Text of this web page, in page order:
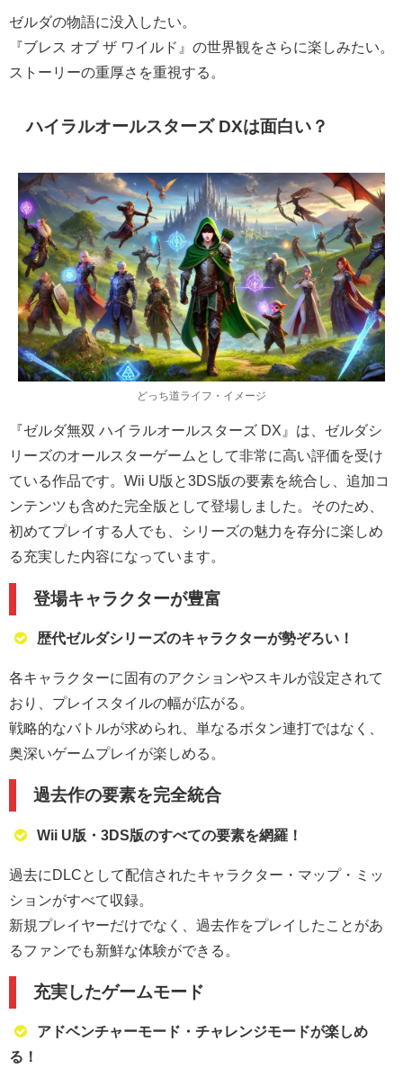
ゼルダの物語に没入したい。
『ブレス オブ ザ ワイルド』の世界観をさらに楽しみたい。
ストーリーの重厚さを重視する。
ハイラルオールスターズ DXは面白い？
どっち道ライフ・イメージ
『ゼルダ無双 ハイラルオールスターズ DX』は、ゼルダシ
リーズのオールスターゲームとして非常に高い評価を受け
ている作品です。Wii U版と3DS版の要素を統合し、追加コ
ンテンツも含めた完全版として登場しました。そのため、
初めてプレイする人でも、シリーズの魅力を存分に楽しめ
る充実した内容になっています。
登場キャラクターが豊富
歴代ゼルダシリーズのキャラクターが勢ぞろい！
各キャラクターに固有のアクションやスキルが設定されて
おり、プレイスタイルの幅が広がる。
戦略的なバトルが求められ、単なるボタン連打ではなく、
奥深いゲームプレイが楽しめる。
過去作の要素を完全統合
Wii U版・3DS版のすべての要素を網羅！
過去にDLCとして配信されたキャラクター・マップ・ミッ
ションがすべて収録。
新規プレイヤーだけでなく、過去作をプレイしたことがあ
るファンでも新鮮な体験ができる。
充実したゲームモード
アドベンチャーモード・チャレンジモードが楽しめ
る！